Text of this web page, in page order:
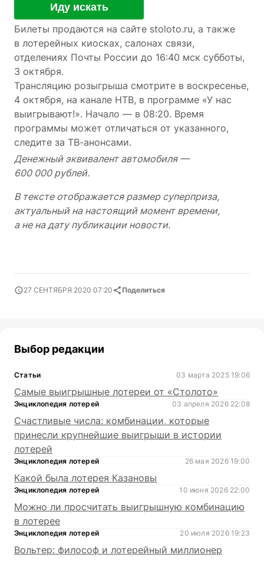
Иду искать
Билеты продаются на сайте stoloto.ru, а также
в лотерейных киосках, салонах связи,
отделениях Почты России до 16:40 мск субботы,
3 октября.
Трансляцию розыгрыша смотрите в воскресенье,
4 октября, на канале НТВ, в программе «У нас
выигрывают!». Начало — в 08:20. Время
программы может отличаться от указанного,
следите за ТВ-анонсами.
Денежный эквивалент автомобиля —
600 000 рублей.
В тексте отображается размер суперприза,
актуальный на настоящий момент времени,
а не на дату публикации новости.
27 СЕНТЯБРЯ 2020 07:20 Поделиться
Выбор редакции
Статьи 03 марта 2025 19:06
Самые выигрышные лотереи от «Столото»
Энциклопедия лотерей 03 апреля 2026 22:08
Счастливые числа: комбинации, которые
принесли крупнейшие выигрыши в истории
лотерей
Энциклопедия лотерей 26 мая 2026 19:00
Какой была лотерея Казановы
Энциклопедия лотерей 10 июня 2026 22:00
Можно ли просчитать выигрышную комбинацию
в лотерее
Энциклопедия лотерей 20 июля 2026 19:23
Вольтер: философ и лотерейный миллионер